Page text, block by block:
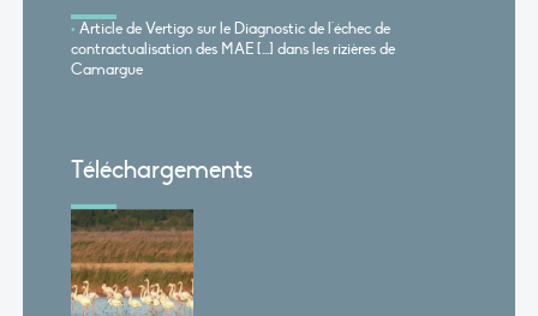
Article de Vertigo sur le Diagnostic de l'échec de
contractualisation des MAE [...] dans les rizières de
Camargue
Téléchargements